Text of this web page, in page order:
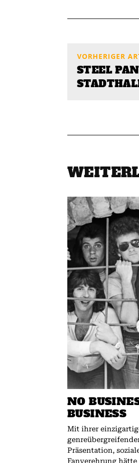
VORHERIGER
STEEL
NO
BUSINESS
Mit ihrer
Präsentation,
Fanverehrung hätte